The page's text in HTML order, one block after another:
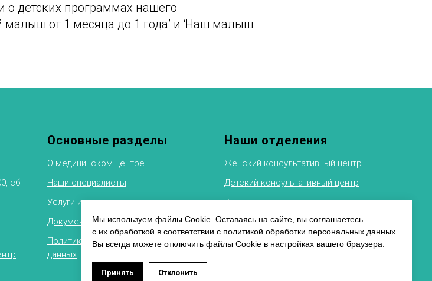
Мы используем файлы Cookie. Оставаясь на сайте, вы соглашаетесь
с их обработкой в соответствии с политикой обработки персональных данных.
Вы всегда можете отключить файлы Cookie в настройках вашего браузера.
Принять Отклонить
детских программах нашего
малыш от 1 месяца до 1 года’ и ‘Наш малыш
Оставить заявку на запись к специалисту
сб
Основные разделы
О медицинском центре
Наши специалисты
Услуги и цены
Документы
Политика обработки персональных
данных
Наши отделения
Женский консультативный центр
Детский консультативный центр
Клиника восстановительного
лечения ФТИ
Рентгеновское отделение